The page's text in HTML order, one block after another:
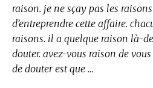
raison. je ne sçay pas les raisons
d’entreprendre cette affaire.
raisons. il a quelque raison là-
douter. avez-vous raison de
de douter est que …